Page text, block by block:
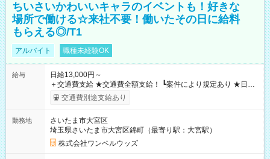
ちいさいかわいいキャラのイベントも！好きな
場所で働ける☆来社不要！働いたその日に給料
もらえる◎/T1
アルバイト 職種未経験OK
給与
日給13,000円～
＋交通費支給 ★交通費全額支給！ ┗案件により規定あり ★日払
いOK！（規定あり） ┗働いたその日に現金GET♪ お仕事後はコ
ンビニATMから 日払い分を引き落とせます！ 【試用期間】試
交通費別途支給あり
勤務地
さいたま市大宮区
埼玉県さいたま市大宮区錦町（最寄り駅：大宮駅）
株式会社ワンベルウッズ